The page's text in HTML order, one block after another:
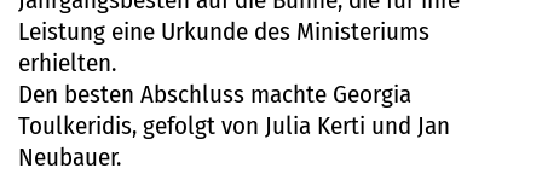
Leistung eine Urkunde des Ministeriums
erhielten.
Den besten Abschluss machte Georgia
Toulkeridis, gefolgt von Julia Kerti und Jan
Neubauer.